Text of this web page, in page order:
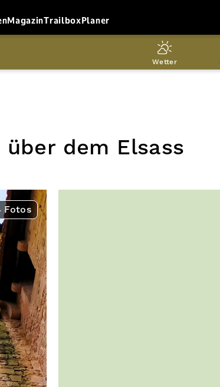
MagazinTrailboxPlaner
Wetter
dem Elsass
Fotos